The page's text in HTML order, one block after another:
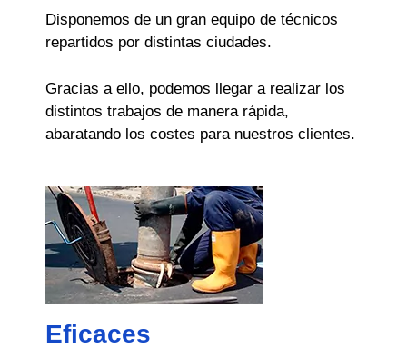
Disponemos de un gran equipo de técnicos
repartidos por distintas ciudades.
Gracias a ello, podemos llegar a realizar los
distintos trabajos de manera rápida,
abaratando los costes para nuestros clientes.
Eficaces